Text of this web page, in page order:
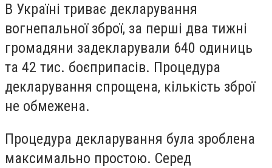
В Україні триває декларування
вогнепальної зброї, за перші два тижні
громадяни задекларували 640 одиниць
та 42 тис. боєприпасів. Процедура
декларування спрощена, кількість зброї
не обмежена.
Процедура декларування була зроблена
максимально простою. Серед